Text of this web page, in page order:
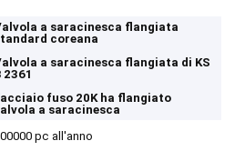
a saracinesca flangiata
coreana
a saracinesca flangiata di KS
2361
fuso 20K ha flangiato
a saracinesca
pc all'anno